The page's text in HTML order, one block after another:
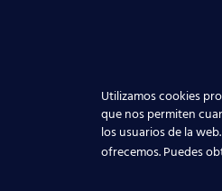
Utilizamos cookies
que nos permiten
los usuarios de la
ofrecemos. Puedes